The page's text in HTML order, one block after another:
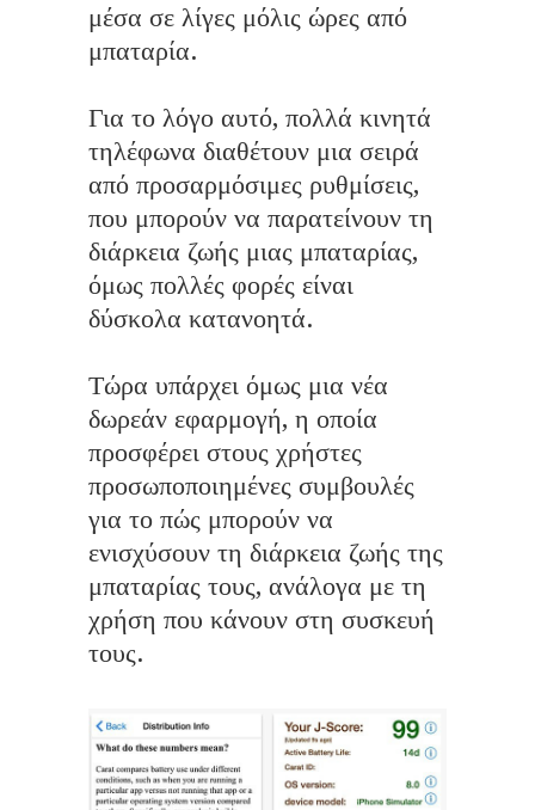
μέσα σε λίγες μόλις ώρες από
μπαταρία.
Για το λόγο αυτό, πολλά κινητά
τηλέφωνα διαθέτουν μια σειρά
από προσαρμόσιμες ρυθμίσεις,
που μπορούν να παρατείνουν τη
διάρκεια ζωής μιας μπαταρίας,
όμως πολλές φορές είναι
δύσκολα κατανοητά.
Τώρα υπάρχει όμως μια νέα
δωρεάν εφαρμογή, η οποία
προσφέρει στους χρήστες
προσωποποιημένες συμβουλές
για το πώς μπορούν να
ενισχύσουν τη διάρκεια ζωής της
μπαταρίας τους, ανάλογα με τη
χρήση που κάνουν στη συσκευή
τους.